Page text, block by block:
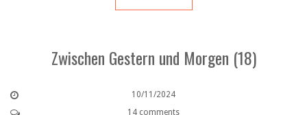
Zwischen Gestern und Morgen (18)
10/11/2024
14 comments